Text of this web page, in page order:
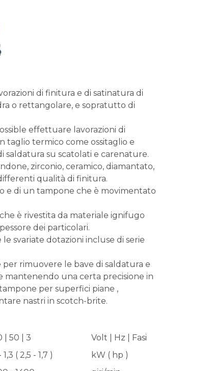
di finitura e di satinatura di
o rettangolare, e sopratutto di
effettuare lavorazioni di
taglio termico come ossitaglio e
saldatura su scatolati e carenature.
zirconio, ceramico, diamantato,
qualità di finitura.
e di un tampone che è movimentato
è rivestita da materiale ignifugo
dei particolari.
svariate dotazioni incluse di serie
rimuovere le bave di saldatura e
mantenendo una certa precisione in
per superfici piane ,
nastri in scotch-brite.
| 50 | 3
Volt | Hz | Fasi
1,3 ( 2,5 - 1,7 )
kW ( hp )